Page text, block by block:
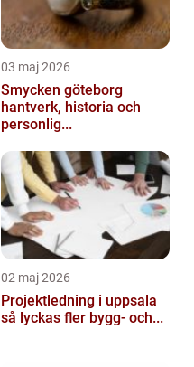
03 maj 2026
Smycken göteborg
hantverk, historia och
personlig...
02 maj 2026
Projektledning i uppsala
så lyckas fler bygg- och...